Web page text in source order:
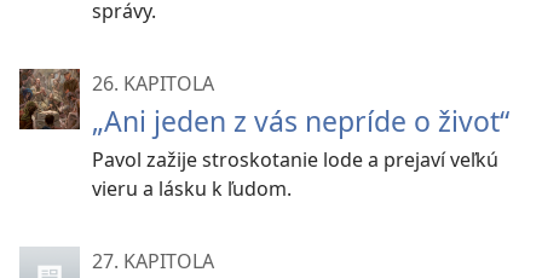
správy.
26. KAPITOLA
„Ani jeden z vás nepríde o život“
Pavol zažije stroskotanie lode a prejaví veľkú
vieru a lásku k ľudom.
27. KAPITOLA